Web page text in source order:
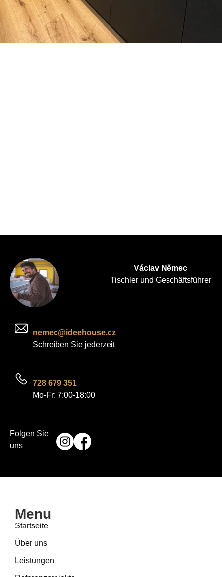
Václav Němec
Tischler und Geschäftsführer
nemec@ideehouse.cz
Schreiben Sie jederzeit
728 679 351
Mo-Fr: 7:00-18:00
Folgen Sie
uns
Menu
Startseite
Über uns
Leistungen